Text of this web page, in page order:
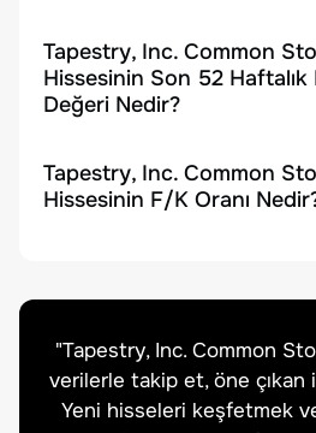
Tapestry, Inc. Common
Hissesinin Son 52 Haftalık
Değeri Nedir?
Tapestry, Inc. Common
Hissesinin F/K Oranı
"Tapestry, Inc. Common
verilerle takip et, öne
Yeni hisseleri keşfetmek